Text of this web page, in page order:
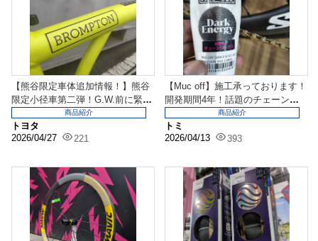
【熊谷限定車体追加情報！】熊谷
限定小径車第二弾！G.W.前に緊急
追加！『BROM...
トヨタ
2026/04/27
221
商品紹介
【Muc off】施工承っております！
開発期間4年！話題のチェーンワ
ックス『Da...
トミ
2026/04/13
393
商品紹介